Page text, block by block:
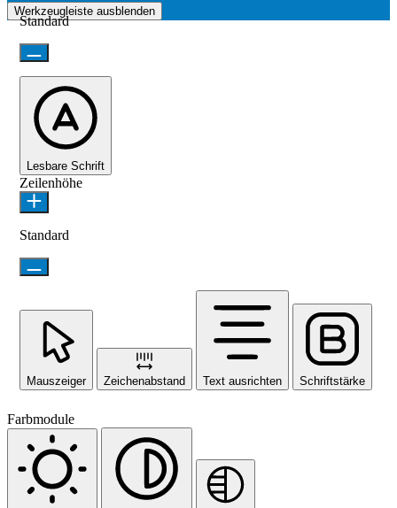
Werkzeugleiste ausblenden
Standard
Lesbare Schrift
Zeilenhöhe
Standard
Mauszeiger Zeichenabstand Text ausrichten Schriftstärke
Farbmodule